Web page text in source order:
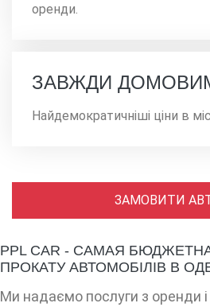
оренди.
ЗАВЖДИ
Найдемократичніші ціни в
ЗАМОВИТИ
PPL CAR - CАМАЯ
ПРОКАТУ АВТОМОБІЛІВ В
Ми надаємо послуги з оренди і